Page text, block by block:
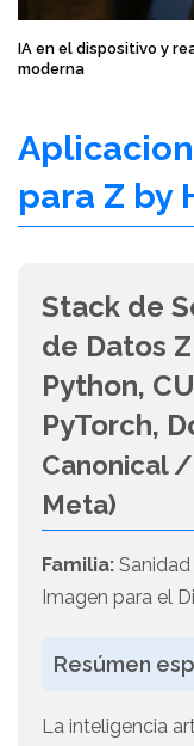
IA en el dispositivo y
moderna
para Z by
Stack de
de Datos
Python,
PyTorch,
Canonical
Meta)
Familia:
Imagen para el
Resúmen
La inteligencia